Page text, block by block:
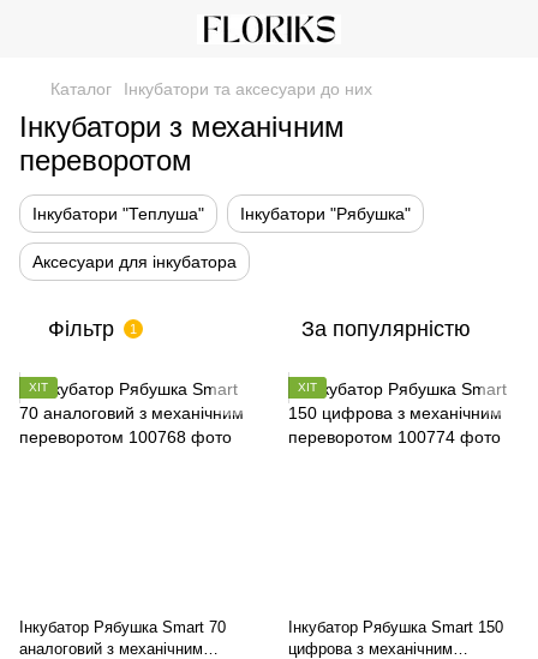
Каталог Інкубатори та аксесуари до них
Інкубатори з механічним
переворотом
Інкубатори "Теплуша" Інкубатори "Рябушка"
Аксесуари для інкубатора
Фільтр 1 За популярністю
ХІТ
Інкубатор Рябушка Smart 70
аналоговий з механічним
ХІТ
Інкубатор Рябушка Smart 150
цифрова з механічним